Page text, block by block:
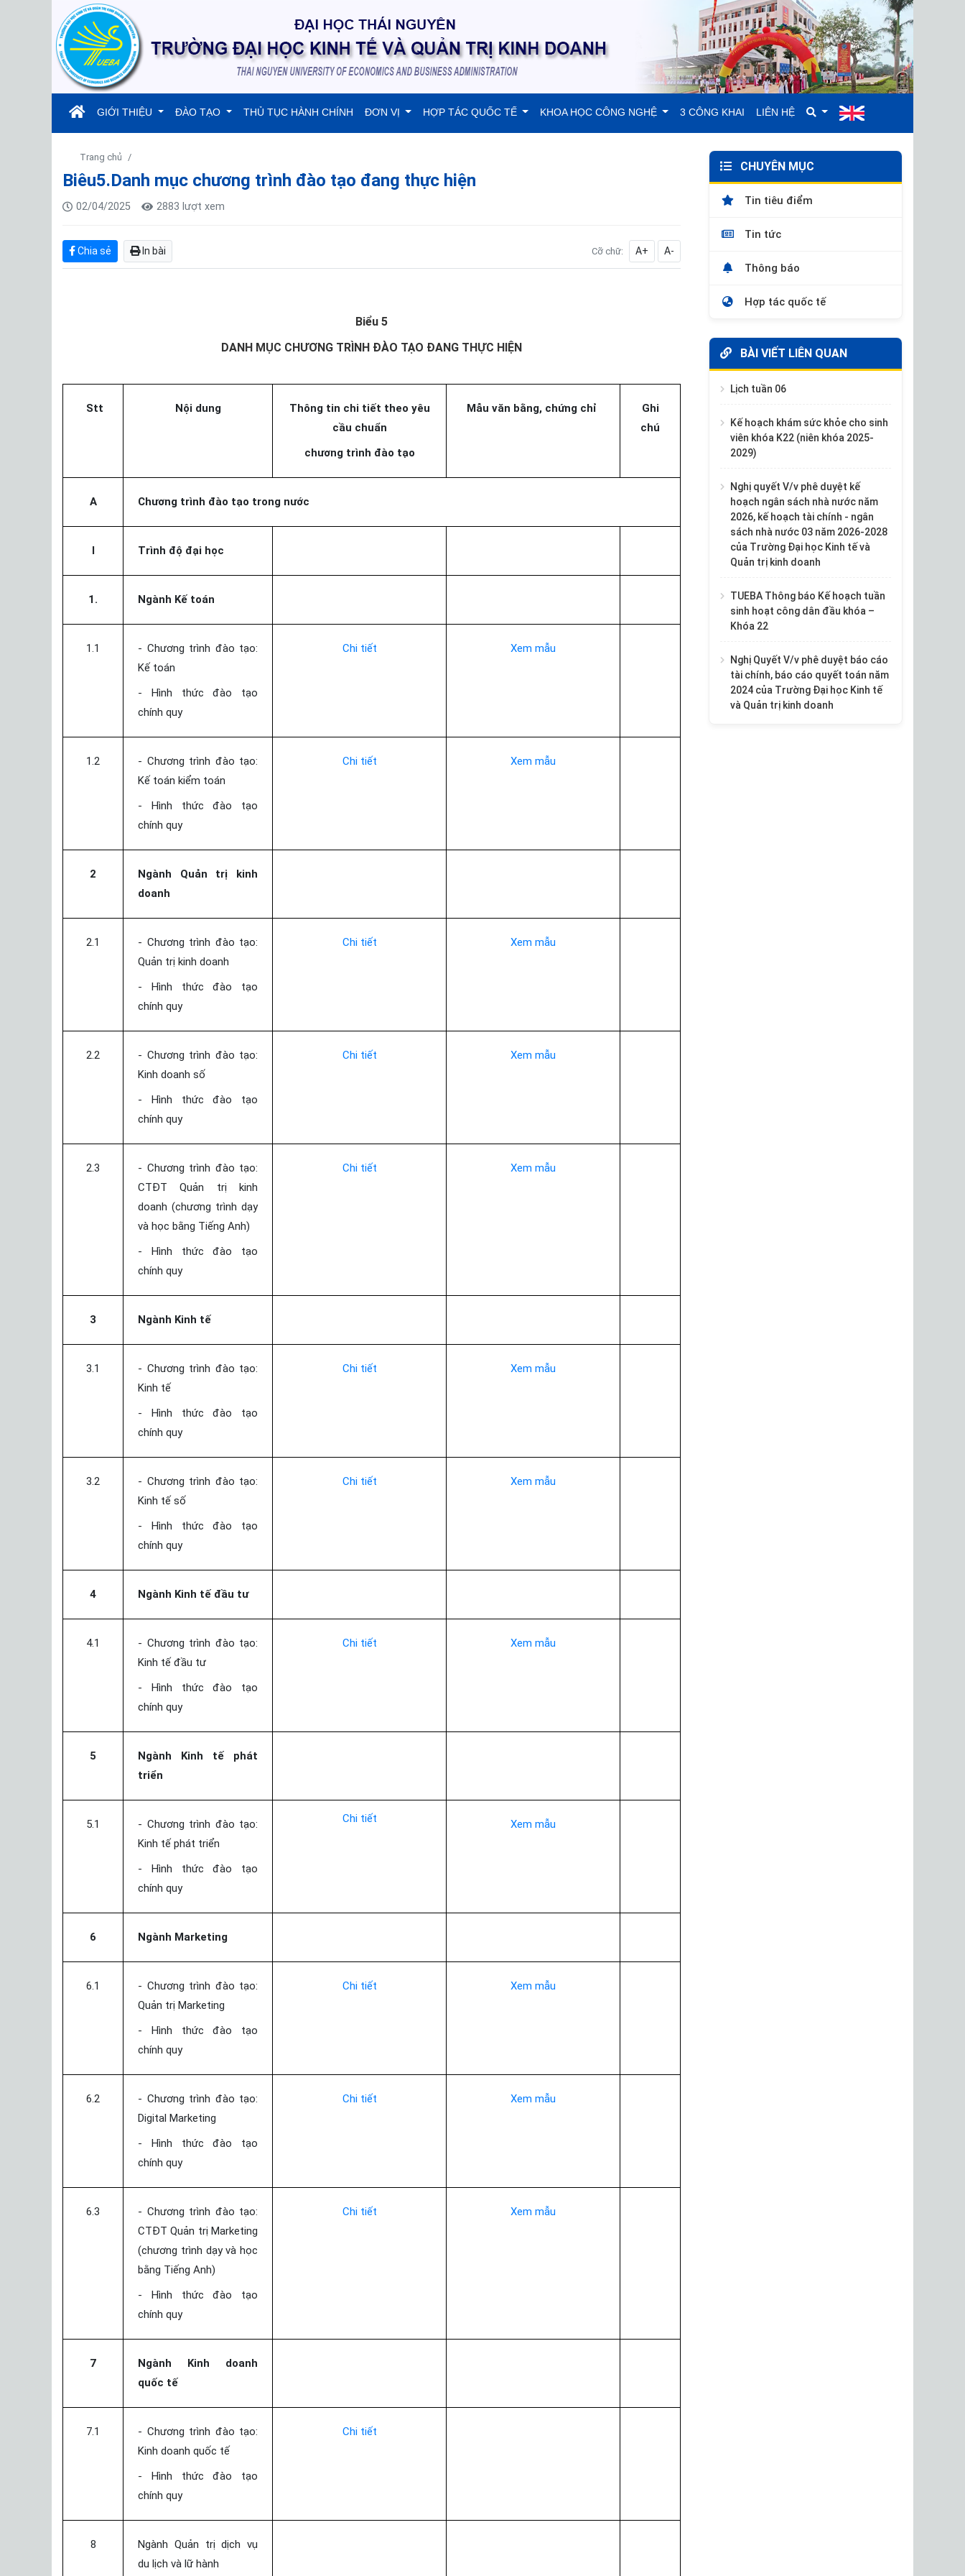
(current)
GIỚI THIỆU ĐÀO TẠO THỦ TỤC HÀNH CHÍNH ĐƠN VỊ HỢP TÁC QUỐC TẾ KHOA HỌC CÔNG NGHỆ 3 CÔNG KHAI LIÊN HỆ
Trang chủ
Biêu5.Danh mục chương trình đào tạo đang thực hiện
02/04/2025 2883 lượt xem
Chia sẻ In bài Cỡ chữ: A+ A-
Biểu 5
DANH MỤC CHƯƠNG TRÌNH ĐÀO TẠO ĐANG THỰC HIỆN
Stt Nội dung
Thông tin chi tiết theo yêu
cầu chuẩn
chương trình đào tạo
Mẫu văn bằng, chứng chỉ
Ghi
chú
A Chương trình đào tạo trong nước
I Trình độ đại học
1. Ngành Kế toán
1.1
- Chương trình đào tạo:
Kế toán
- Hình thức đào tạo
chính quy
Chi tiết Xem mẫu
1.2
- Chương trình đào tạo:
Kế toán kiểm toán
- Hình thức đào tạo
chính quy
Chi tiết Xem mẫu
2
Ngành Quản trị kinh
doanh
2.1
- Chương trình đào tạo:
Quản trị kinh doanh
- Hình thức đào tạo
chính quy
Chi tiết Xem mẫu
2.2
- Chương trình đào tạo:
Kinh doanh số
- Hình thức đào tạo
chính quy
Chi tiết Xem mẫu
2.3
- Chương trình đào tạo:
CTĐT Quản trị kinh
doanh (chương trình dạy
và học bằng Tiếng Anh)
- Hình thức đào tạo
chính quy
Chi tiết Xem mẫu
3 Ngành Kinh tế
3.1
- Chương trình đào tạo:
Kinh tế
- Hình thức đào tạo
chính quy
Chi tiết Xem mẫu
3.2
- Chương trình đào tạo:
Kinh tế số
- Hình thức đào tạo
chính quy
Chi tiết Xem mẫu
4 Ngành Kinh tế đầu tư
4.1
- Chương trình đào tạo:
Kinh tế đầu tư
- Hình thức đào tạo
chính quy
Chi tiết Xem mẫu
5
Ngành Kinh tế phát
triển
5.1
- Chương trình đào tạo:
Kinh tế phát triển
- Hình thức đào tạo
chính quy
Chi tiết Xem mẫu
6 Ngành Marketing
6.1
- Chương trình đào tạo:
Quản trị Marketing
- Hình thức đào tạo
chính quy
Chi tiết Xem mẫu
6.2
- Chương trình đào tạo:
Digital Marketing
- Hình thức đào tạo
chính quy
Chi tiết Xem mẫu
6.3
- Chương trình đào tạo:
CTĐT Quản trị Marketing
(chương trình dạy và học
bằng Tiếng Anh)
- Hình thức đào tạo
chính quy
Chi tiết Xem mẫu
7
Ngành Kinh doanh
quốc tế
7.1
- Chương trình đào tạo:
Kinh doanh quốc tế
- Hình thức đào tạo
chính quy
Chi tiết
8
Ngành Quản trị dịch vụ
du lịch và lữ hành
CHUYÊN MỤC
Tin tiêu điểm
Tin tức
Thông báo
Hợp tác quốc tế
BÀI VIẾT LIÊN QUAN
Lịch tuần 06
Kế hoạch khám sức khỏe cho sinh
viên khóa K22 (niên khóa 2025-
2029)
Nghị quyết V/v phê duyệt kế
hoạch ngân sách nhà nước năm
2026, kế hoạch tài chính - ngân
sách nhà nước 03 năm 2026-2028
của Trường Đại học Kinh tế và
Quản trị kinh doanh
TUEBA Thông báo Kế hoạch tuần
sinh hoạt công dân đầu khóa –
Khóa 22
Nghị Quyết V/v phê duyệt báo cáo
tài chính, báo cáo quyết toán năm
2024 của Trường Đại học Kinh tế
và Quản trị kinh doanh